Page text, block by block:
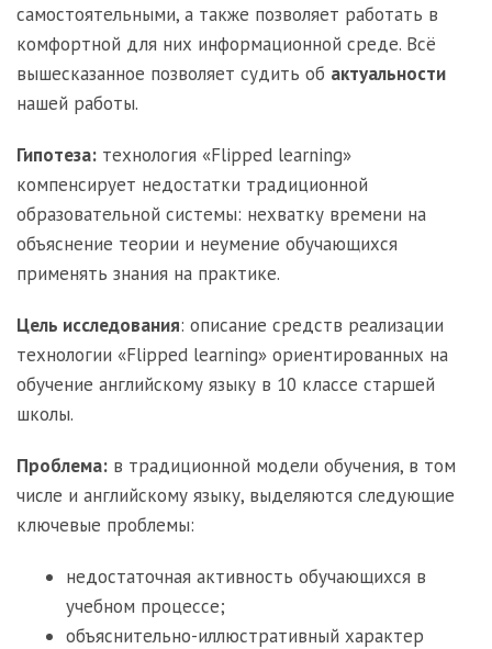
самостоятельными, а также позволяет работать в
комфортной для них информационной среде. Всё
вышесказанное позволяет судить об актуальности
нашей работы.
Гипотеза: технология «Flipped learning»
компенсирует недостатки традиционной
образовательной системы: нехватку времени на
объяснение теории и неумение обучающихся
применять знания на практике.
Цель исследования: описание средств реализации
технологии «Flipped learning» ориентированных на
обучение английскому языку в 10 классе старшей
школы.
Проблема: в традиционной модели обучения, в том
числе и английскому языку, выделяются следующие
ключевые проблемы:
недостаточная активность обучающихся в
учебном процессе;
объяснительно-иллюстративный характер